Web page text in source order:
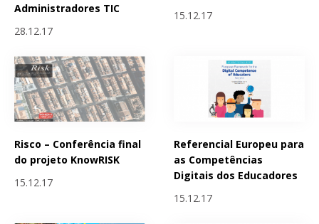
Administradores TIC
28.12.17
15.12.17
Risco – Conferência final
do projeto KnowRISK
15.12.17
Referencial Europeu para
as Competências
Digitais dos Educadores
15.12.17